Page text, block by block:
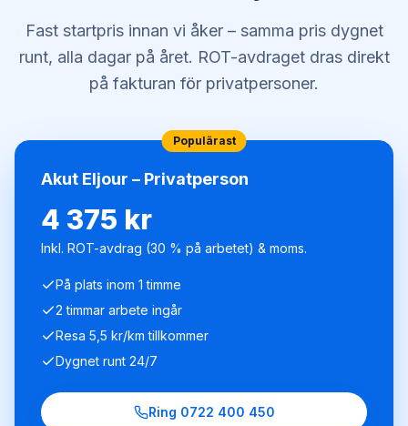
Fast startpris innan vi åker – samma pris dygnet
runt, alla dagar på året. ROT-avdraget dras direkt
på fakturan för privatpersoner.
Populärast
Akut Eljour – Privatperson
4 375 kr
Inkl. ROT-avdrag (30 % på arbetet) & moms.
På plats inom 1 timme
2 timmar arbete ingår
Resa 5,5 kr/km tillkommer
Dygnet runt 24/7
Ring 0722 400 450